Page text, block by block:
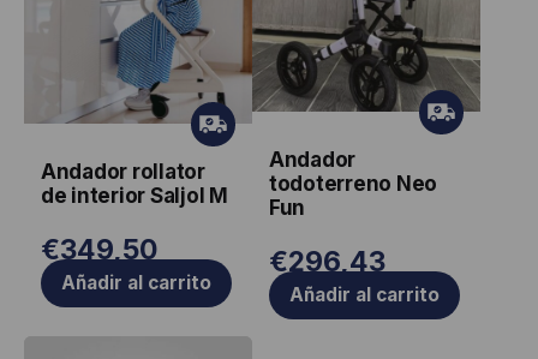
Andador rollator
de interior Saljol M
Gr
ati
€349,50
Añadir al carrito
Andador
todoterreno Neo
Fun
Gr
ati
€296,43
Añadir al carrito